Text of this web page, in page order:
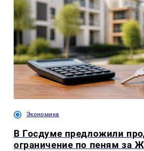
Экономика
В Госдуме предложили
ограничение по пеням за